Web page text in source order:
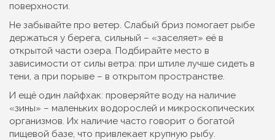
поверхности.
Не забывайте про ветер. Слабый бриз помогает рыбе
держаться у берега, сильный – «заселяет» её в
открытой части озера. Подбирайте место в
зависимости от силы ветра: при штиле лучше сидеть в
тени, а при порыве – в открытом пространстве.
И ещё один лайфхак: проверяйте воду на наличие
«зины» – маленьких водорослей и микроскопических
организмов. Их наличие часто говорит о богатой
пищевой базе, что привлекает крупную рыбу.